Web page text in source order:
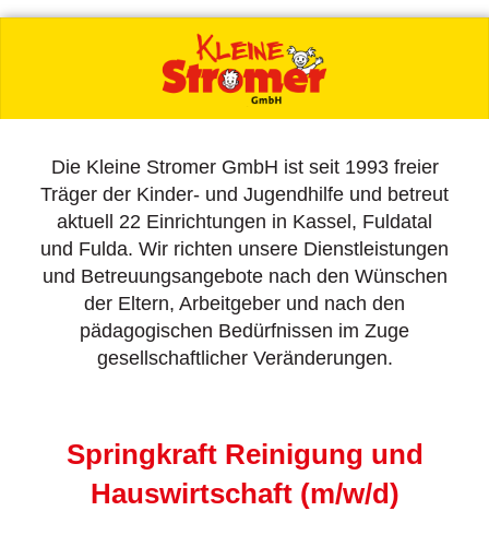
Die Kleine Stromer GmbH ist seit 1993 freier
Träger der Kinder- und Jugendhilfe und betreut
aktuell 22 Einrichtungen in Kassel, Fuldatal
und Fulda. Wir richten unsere Dienstleistungen
und Betreuungsangebote nach den Wünschen
der Eltern, Arbeitgeber und nach den
pädagogischen Bedürfnissen im Zuge
gesellschaftlicher Veränderungen.
Springkraft Reinigung und
Hauswirtschaft (m/w/d)